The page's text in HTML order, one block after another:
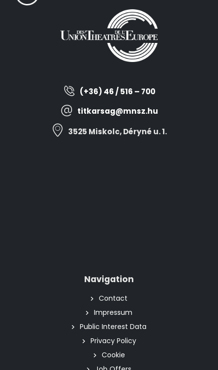
(+36) 46 / 516 – 700
titkarsag@mnsz.hu
3525 Miskolc, Déryné u. 1.
Navigation
Contact
Impressum
Public Interest Data
Privacy Policy
Cookie